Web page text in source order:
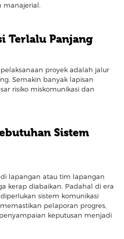
manajerial.
Terlalu Panjang
proyek adalah jalur
Semakin banyak lapisan
risiko miskomunikasi dan
Sistem
lapangan atau tim lapangan
kerap diabaikan. Padahal di era
sistem komunikasi
pelaporan progres,
keputusan menjadi